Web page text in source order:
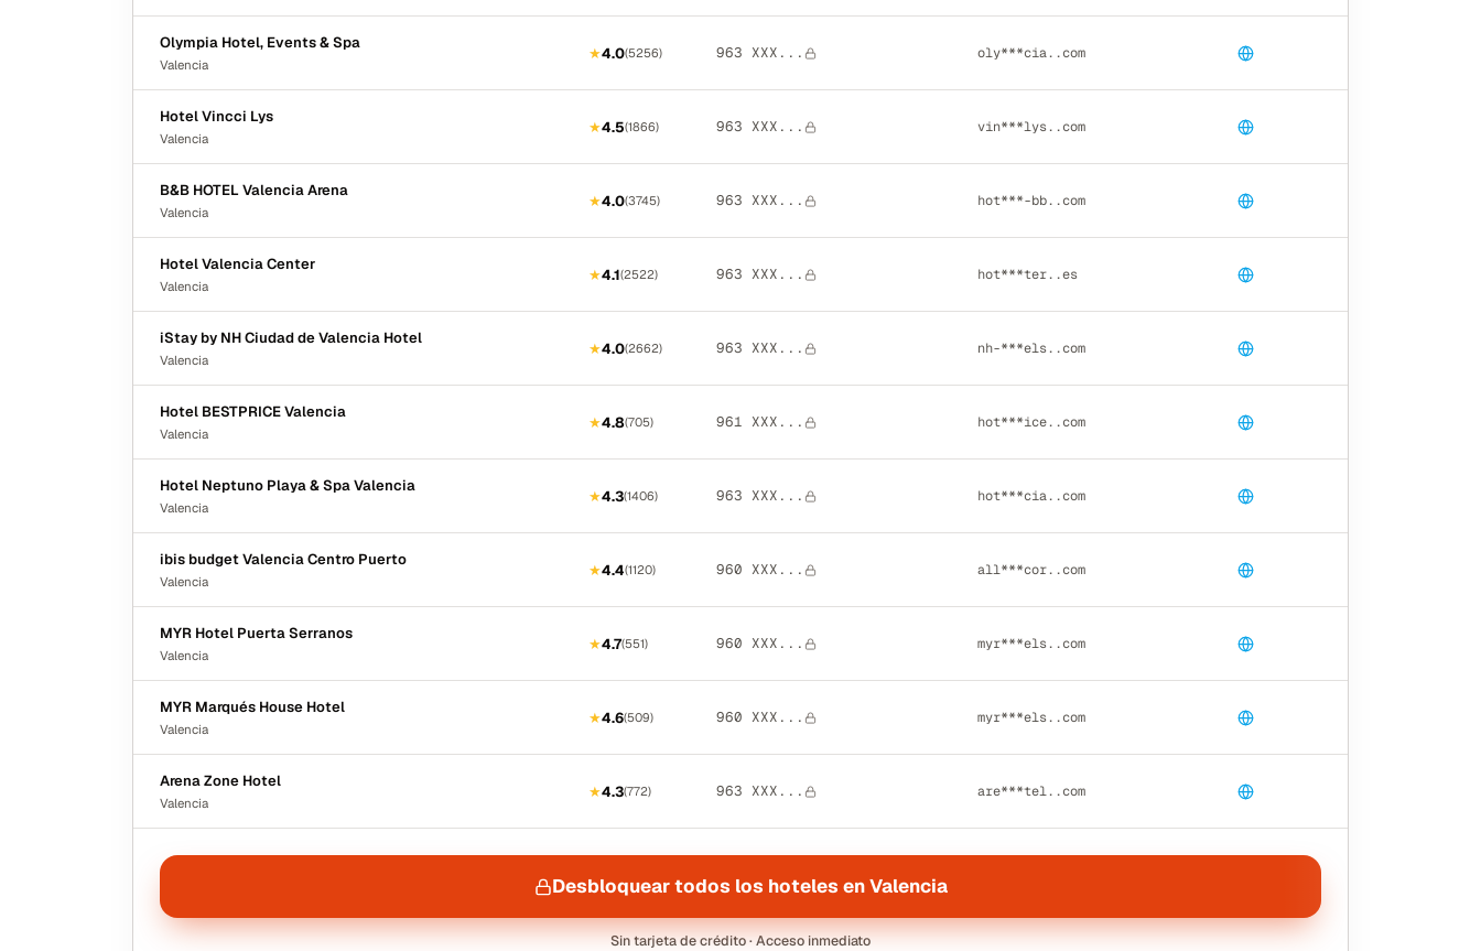
Olympia Hotel, Events & Spa
Valencia
★4.0(5256) 963 XXX... oly***cia..com
Hotel Vincci Lys
Valencia
★4.5(1866) 963 XXX... vin***lys..com
B&B HOTEL Valencia Arena
Valencia
★4.0(3745) 963 XXX... hot***-bb..com
Hotel Valencia Center
Valencia
★4.1(2522) 963 XXX... hot***ter..es
iStay by NH Ciudad de Valencia Hotel
Valencia
★4.0(2662) 963 XXX... nh-***els..com
Hotel BESTPRICE Valencia
Valencia
★4.8(705) 961 XXX... hot***ice..com
Hotel Neptuno Playa & Spa Valencia
Valencia
★4.3(1406) 963 XXX... hot***cia..com
ibis budget Valencia Centro Puerto
Valencia
★4.4(1120) 960 XXX... all***cor..com
MYR Hotel Puerta Serranos
Valencia
★4.7(551) 960 XXX... myr***els..com
MYR Marqués House Hotel
Valencia
★4.6(509) 960 XXX... myr***els..com
Arena Zone Hotel
Valencia
★4.3(772) 963 XXX... are***tel..com
Desbloquear todos los hoteles en Valencia
Sin tarjeta de crédito · Acceso inmediato